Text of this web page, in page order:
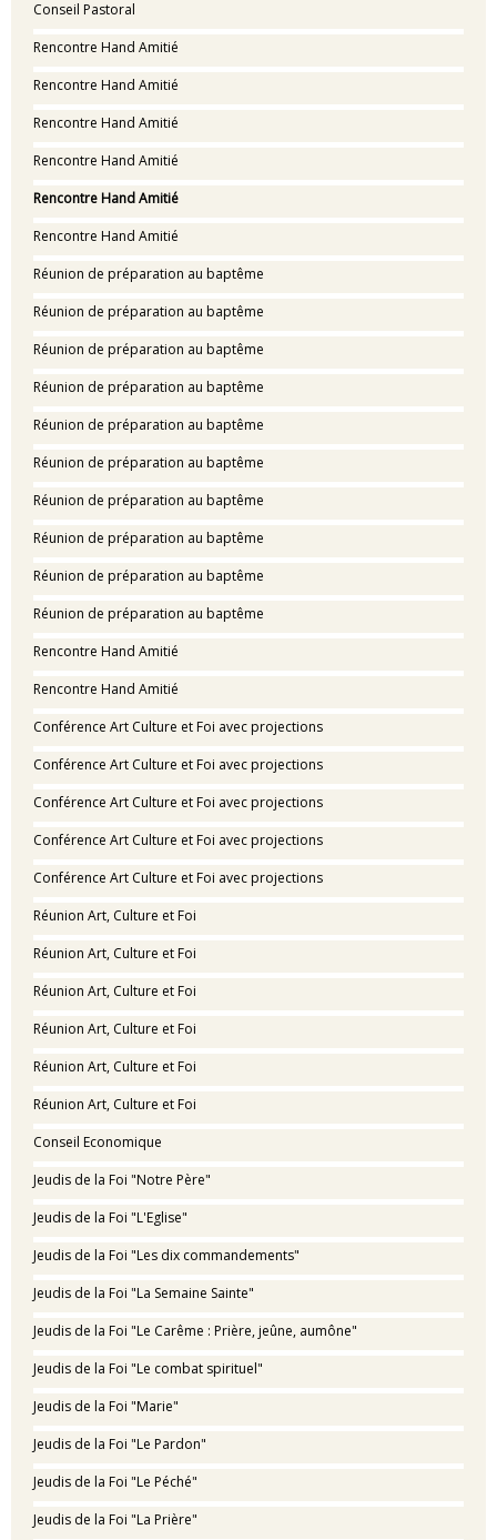
Conseil Pastoral
Rencontre Hand Amitié
Rencontre Hand Amitié
Rencontre Hand Amitié
Rencontre Hand Amitié
Rencontre Hand Amitié
Rencontre Hand Amitié
Réunion de préparation au baptême
Réunion de préparation au baptême
Réunion de préparation au baptême
Réunion de préparation au baptême
Réunion de préparation au baptême
Réunion de préparation au baptême
Réunion de préparation au baptême
Réunion de préparation au baptême
Réunion de préparation au baptême
Réunion de préparation au baptême
Rencontre Hand Amitié
Rencontre Hand Amitié
Conférence Art Culture et Foi avec projections
Conférence Art Culture et Foi avec projections
Conférence Art Culture et Foi avec projections
Conférence Art Culture et Foi avec projections
Conférence Art Culture et Foi avec projections
Réunion Art, Culture et Foi
Réunion Art, Culture et Foi
Réunion Art, Culture et Foi
Réunion Art, Culture et Foi
Réunion Art, Culture et Foi
Réunion Art, Culture et Foi
Conseil Economique
Jeudis de la Foi "Notre Père"
Jeudis de la Foi "L'Eglise"
Jeudis de la Foi "Les dix commandements"
Jeudis de la Foi "La Semaine Sainte"
Jeudis de la Foi "Le Carême : Prière, jeûne, aumône"
Jeudis de la Foi "Le combat spirituel"
Jeudis de la Foi "Marie"
Jeudis de la Foi "Le Pardon"
Jeudis de la Foi "Le Péché"
Jeudis de la Foi "La Prière"